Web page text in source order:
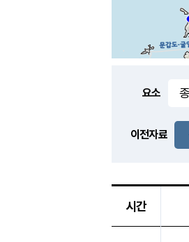
-
요소
이전자료
시간